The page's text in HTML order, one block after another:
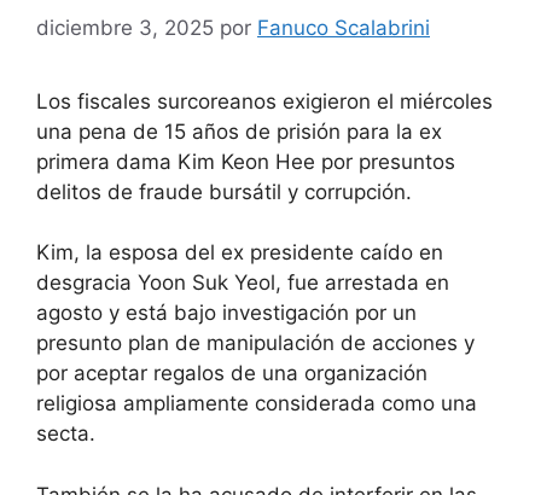
diciembre 3, 2025 por Fanuco Scalabrini
Los fiscales surcoreanos exigieron el miércoles
una pena de 15 años de prisión para la ex
primera dama Kim Keon Hee por presuntos
delitos de fraude bursátil y corrupción.
Kim, la esposa del ex presidente caído en
desgracia Yoon Suk Yeol, fue arrestada en
agosto y está bajo investigación por un
presunto plan de manipulación de acciones y
por aceptar regalos de una organización
religiosa ampliamente considerada como una
secta.